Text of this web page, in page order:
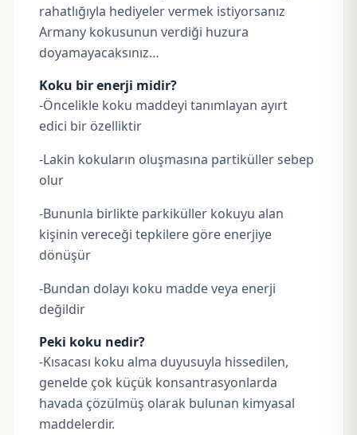
rahatlığıyla hediyeler vermek istiyorsanız
Armany kokusunun verdiği huzura
doyamayacaksınız…
Koku bir enerji midir?
-Öncelikle koku maddeyi tanımlayan ayırt
edici bir özelliktir
-Lakin kokuların oluşmasına partiküller sebep
olur
-Bununla birlikte parkiküller kokuyu alan
kişinin vereceği tepkilere göre enerjiye
dönüşür
-Bundan dolayı koku madde veya enerji
değildir
Peki koku nedir?
-Kısacası koku alma duyusuyla hissedilen,
genelde çok küçük konsantrasyonlarda
havada çözülmüş olarak bulunan kimyasal
maddelerdir.